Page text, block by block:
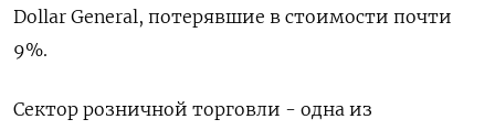
Dollar General, потерявшие в стоимости почти
9%.
Сектор розничной торговли - одна из